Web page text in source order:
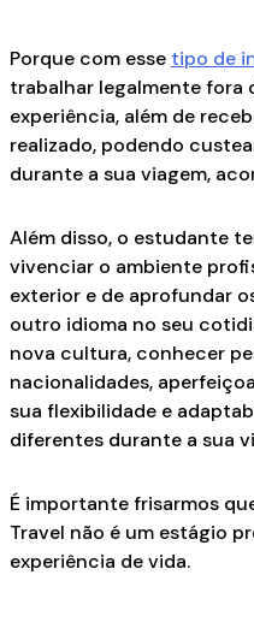
Porque com esse tipo de
trabalhar legalmente fora
experiência, além de
realizado, podendo
durante a sua viagem,
Além disso, o estudante
vivenciar o ambiente
exterior e de aprofundar
outro idioma no seu
nova cultura, conhecer
nacionalidades,
sua flexibilidade e
diferentes durante a sua
É importante frisarmos
Travel não é um estágio
experiência de vida.